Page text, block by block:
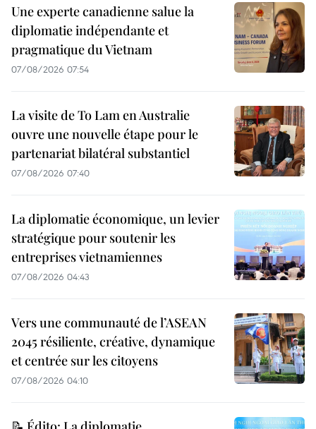
Une experte canadienne salue la
diplomatie indépendante et
pragmatique du Vietnam
07/08/2026 07:54
La visite de To Lam en Australie
ouvre une nouvelle étape pour le
partenariat bilatéral substantiel
07/08/2026 07:40
La diplomatie économique, un levier
stratégique pour soutenir les
entreprises vietnamiennes
07/08/2026 04:43
Vers une communauté de l’ASEAN
2045 résiliente, créative, dynamique
et centrée sur les citoyens
07/08/2026 04:10